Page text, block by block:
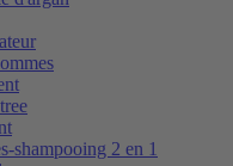
shampooing 2 en 1